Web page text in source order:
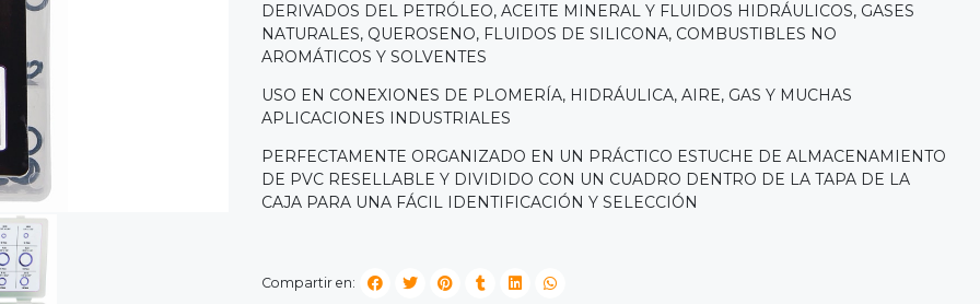
DERIVADOS DEL PETRÓLEO, ACEITE MINERAL Y FLUIDOS HIDRÁULICOS, GASES
NATURALES, QUEROSENO, FLUIDOS DE SILICONA, COMBUSTIBLES NO
AROMÁTICOS Y SOLVENTES
USO EN CONEXIONES DE PLOMERÍA, HIDRÁULICA, AIRE, GAS Y MUCHAS
APLICACIONES INDUSTRIALES
PERFECTAMENTE ORGANIZADO EN UN PRÁCTICO ESTUCHE DE ALMACENAMIENTO
DE PVC RESELLABLE Y DIVIDIDO CON UN CUADRO DENTRO DE LA TAPA DE LA
CAJA PARA UNA FÁCIL IDENTIFICACIÓN Y SELECCIÓN
Compartir en: